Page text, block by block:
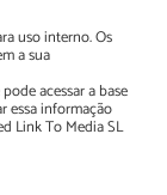
uso interno. Os
a sua
acessar a base
essa informação
Link To Media SL